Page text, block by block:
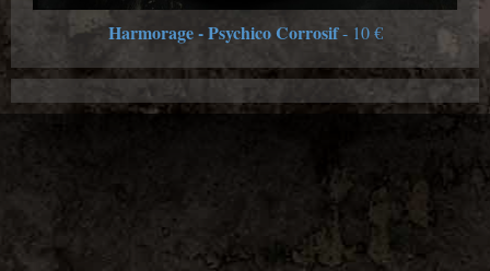
Harmorage - Psychico Corrosif- 10 €